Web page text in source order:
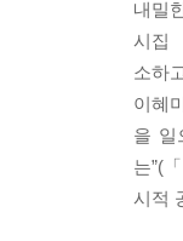
내밀
시집
소하
이혜
을 일
는”(
시적